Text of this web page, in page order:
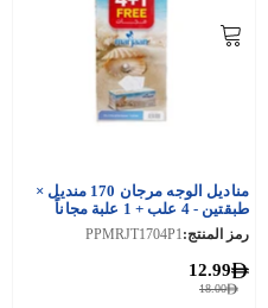
مناديل الوجه مرجان 170 منديل ×
طبقتين - 4 علب + 1 علبة مجاناً
رمز المنتج:PPMRJT1704P1
18.00
12.99